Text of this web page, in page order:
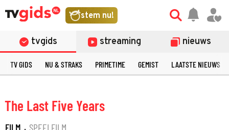
stem nu!
tvgids streaming nieuws
TV GIDS NU & STRAKS PRIMETIME GEMIST LAATSTE NIEUWS
The Last Five Years
FILM · SPEELFILM